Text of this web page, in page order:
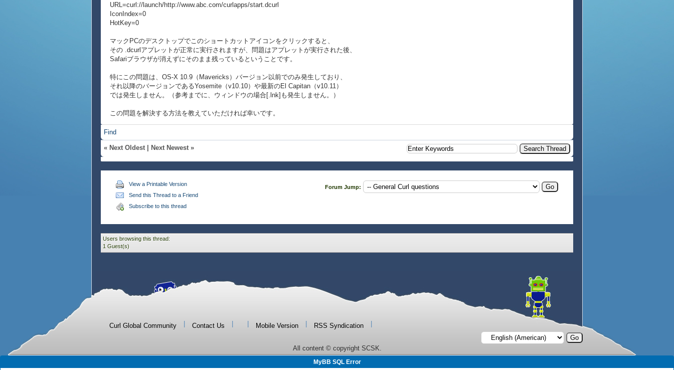
URL=curl://launch/http://www.abc.com/curlapps/start.dcurl
IconIndex=0
HotKey=0
マックPCのデスクトップでこのショートカットアイコンをクリックすると、
その .dcurlアプレットが正常に実行されますが、問題はアプレットが実行された後、
Safariブラウザが消えずにそのまま残っているということです。
特にこの問題は、OS-X 10.9（Mavericks）バージョン以前でのみ発生しており、
それ以降のバージョンであるYosemite（v10.10）や最新のEl Capitan（v10.11）
では発生しません。（参考までに、ウィンドウの場合[.lnk]も発生しません。）
この問題を解決する方法を教えていただければ幸いです。
Find
« Next Oldest Next Newest »
View a Printable Version
Send this Thread to a Friend
Subscribe to this thread
Forum Jump:
Users browsing this thread:
1 Guest(s)
Curl Global Community Contact Us Mobile Version RSS Syndication
All content © copyright SCSK.
MyBB SQL Error